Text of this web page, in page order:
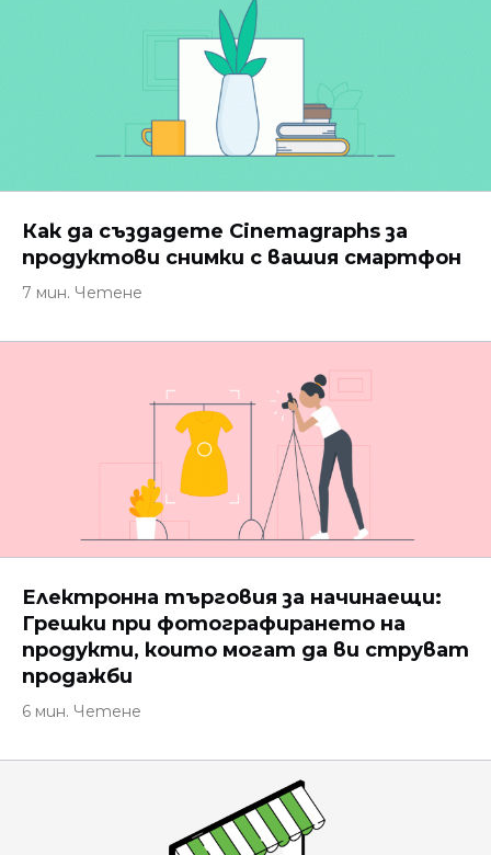
Как да създадете Cinemagraphs за
продуктови снимки с вашия смартфон
7 мин. Четене
Електронна търговия за начинаещи:
Грешки при фотографирането на
продукти, които могат да ви струват
продажби
6 мин. Четене